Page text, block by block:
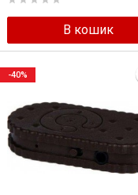
В кошик
-40%